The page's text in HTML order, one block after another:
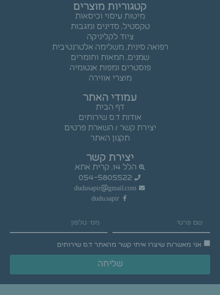
קטגוריות מוצרים
מיטות עיסוי וכיסאות
טקסטיל, סדינים ומגבות
ציוד לקליניקה
רפואה סינית, משלימה אלטרנטיבית
שמנים, חמאות וחומרים
פוסטרים ומפות אנטומיה
מוצרי אווירה
עמודי האתר
דף הבית
אודות ד.ס שירותים
יצירת קשר / השארת פרטים
תקנון האתר
יצירת קשר
הלל 14, קרית אתא.
054-5805522
dudusapir@gmail.com
dudu.sapir
אני מאשר/ת שיצרו איתי קשר מהאתר ד.ס שירותים
שליחה